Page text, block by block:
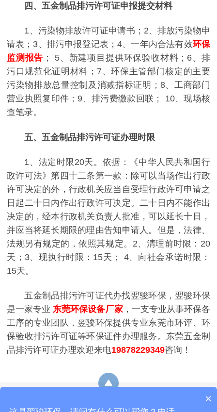
四、五金制品排污许可证申报提交材料
1、污染物排放许可证申请书； 2、排放污染物申
请表； 3、排污申报登记表；4、一年内合法有效环保
监测报告 ； 5、新建项目提供环保验收材料； 6、排
污口规范化证明材料； 7、环保主管部门核定的主要
污染物排放总量控制及消减指标证明； 8、工商部门
营业执照复印件； 9、排污费缴款回联；
10、现场核
查笔录。
五、五金制品排污许可证办理时限
1、法定时限20天。依据：《中华人民共和国行
政许可法》第四十二条第一款：除可以当场作出行政
许可决定的外，行政机关应当自受理行政许可申请之
日起二十日内作出行政许可决定。二十日内不能作出
决定的，经本行政机关负责人批准，可以延长十日，
并应当将延长期限的理由告知申请人。但是，法律、
法规另有规定的，依照其规定。 2、清理前时限：20
天； 3、现执行时限：15天；
4、向社会承诺时限：
15天。
五金制品排污许可证代办找翌骏环保，翌骏环保
是一家专业东莞环保设备厂家，一支专业从事环保各
工序的专业团队，翌骏环保提供专业东莞市环评、环
保验收排污许可证等环保证件办理服务。东莞五金制
品排污许可证办理欢迎来电19878229349咨询！
×